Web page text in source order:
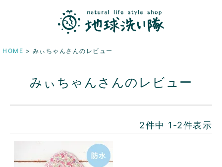
HOME みぃちゃんさんのレビュー
みぃちゃんさんのレビュー
2件中 1 -2件表示